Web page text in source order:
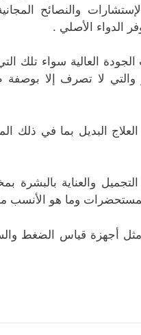
والنصائح
الدواء الأصلي .
العالية سواء تلك
والتي لا تصرف إلا
البديل بما في ذلك
والعناية بالبشرة
وما هو الأنسب
مثل أجهزة قياس الضغط